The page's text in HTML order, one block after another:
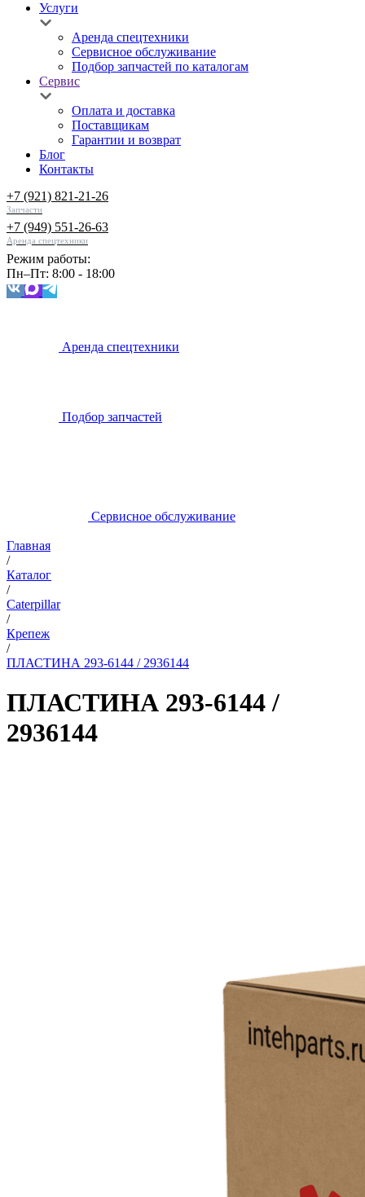
Услуги
Аренда спецтехники
Сервисное обслуживание
Подбор запчастей по каталогам
Сервис
Оплата и доставка
Поставщикам
Гарантии и возврат
Блог
Контакты
+7 (921) 821-21-26
Запчасти
+7 (949) 551-26-63
Аренда спецтехники
Режим работы:
Пн–Пт: 8:00 - 18:00
Аренда спецтехники
Подбор запчастей
Сервисное обслуживание
Главная
/
Каталог
/
Caterpillar
/
Крепеж
/
ПЛАСТИНА 293-6144 / 2936144
ПЛАСТИНА 293-6144 /
2936144